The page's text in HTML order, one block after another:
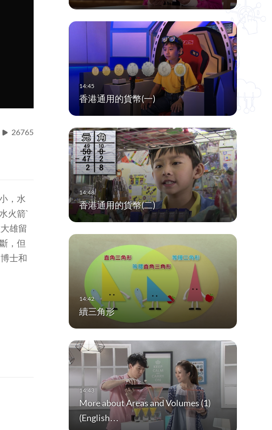
26765
香港通用的貨幣(一)
香港通用的貨幣(二)
續三角形
More about Areas and Volumes (1)
(English…
，水
火箭`
雄留
，但
士和